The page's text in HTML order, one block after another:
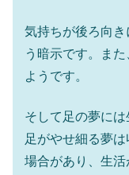
気持ちが後ろ向
う暗示です。ま
ようです。
そして足の夢には
足がやせ細る夢
場合があり、生